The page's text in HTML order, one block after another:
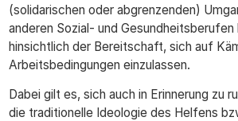
(solidarischen oder abgrenzenden)
anderen Sozial- und
hinsichtlich der Bereitschaft, sich auf
Arbeitsbedingungen einzulassen.
Dabei gilt es, sich auch in Erinnerung zu
die traditionelle Ideologie des Helfens